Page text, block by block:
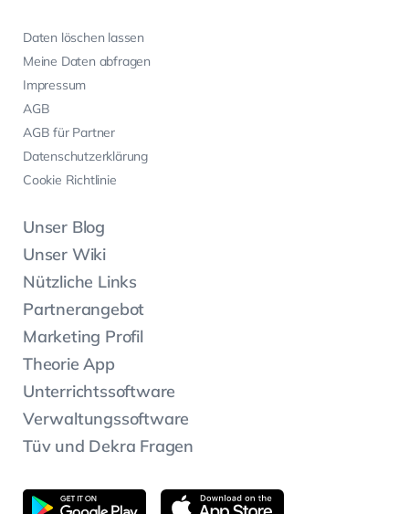
Daten löschen lassen
Meine Daten abfragen
Impressum
AGB
AGB für Partner
Datenschutzerklärung
Cookie Richtlinie
Unser Blog
Unser Wiki
Nützliche Links
Partnerangebot
Marketing Profil
Theorie App
Unterrichtssoftware
Verwaltungssoftware
Tüv und Dekra Fragen